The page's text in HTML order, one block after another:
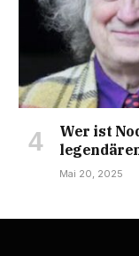
Wer ist
Mai 20, 2025